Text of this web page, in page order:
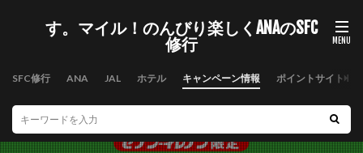
す。マイル！のんびり楽しくANAのSFC
修行
SFC修行 ANA JAL ホテル キャンペーン情報 ポイントサイト